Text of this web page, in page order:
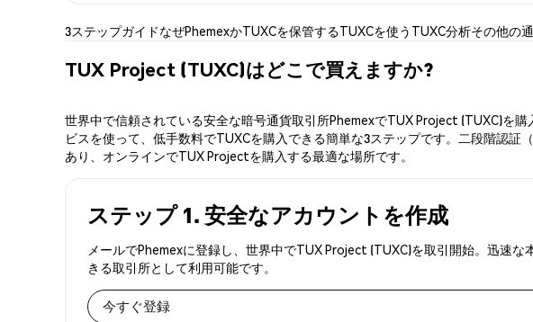
3ステップガイドなぜPhemexかTUXCを保管するTUXCを使う TUXC分析その他の
TUX Project (TUXC)はどこで買えますか?
世界中で信頼されている安全な暗号通貨取引所PhemexでTUX Project (TUXC)を
ビスを使って、低手数料でTUXCを購入できる簡単な3ステップです。二段階認
あり、オンラインでTUX Projectを購入する最適な場所です。
ステップ 1. 安全なアカウントを作成
メールでPhemexに登録し、世界中でTUX Project (TUXC)を取引開始。迅速
きる取引所として利用可能です。
今すぐ登録